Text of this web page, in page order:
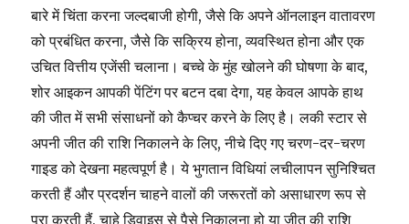
बारे में चिंता करना जल्दबाजी होगी, जैसे कि अपने ऑनलाइन वातावरण
को प्रबंधित करना, जैसे कि सक्रिय होना, व्यवस्थित होना और एक
उचित वित्तीय एजेंसी चलाना। बच्चे के मुंह खोलने की घोषणा के बाद,
शोर आइकन आपकी पेंटिंग पर बटन दबा देगा, यह केवल आपके हाथ
की जीत में सभी संसाधनों को कैप्चर करने के लिए है। लकी स्टार से
अपनी जीत की राशि निकालने के लिए, नीचे दिए गए चरण-दर-चरण
गाइड को देखना महत्वपूर्ण है। ये भुगतान विधियां लचीलापन सुनिश्चित
करती हैं और प्रदर्शन चाहने वालों की जरूरतों को असाधारण रूप से
पूरा करती हैं, चाहे डिवाइस से पैसे निकालना हो या जीत की राशि